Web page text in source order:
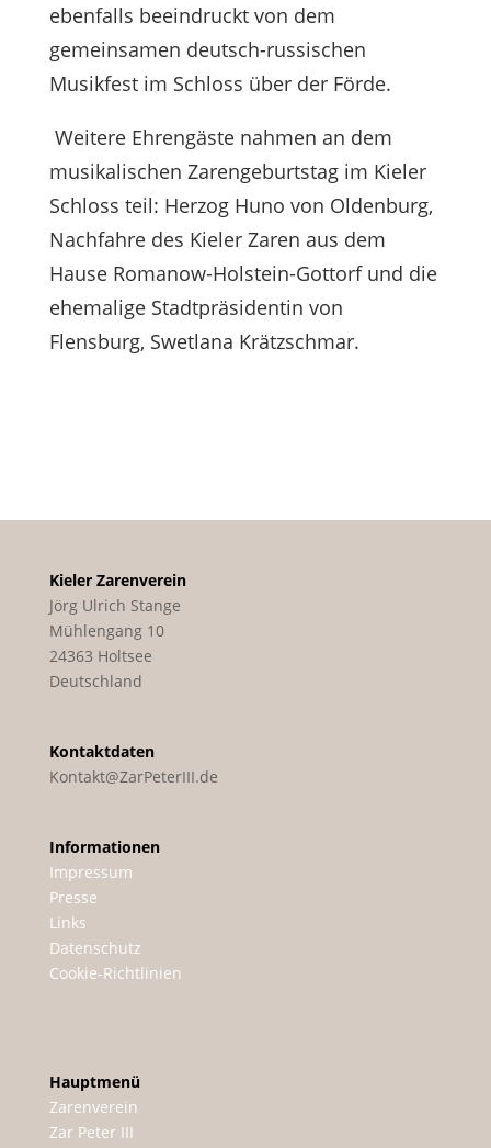
ebenfalls beeindruckt von dem
gemeinsamen deutsch-russischen
Musikfest im Schloss über der Förde.
Weitere Ehrengäste nahmen an dem
musikalischen Zarengeburtstag im Kieler
Schloss teil: Herzog Huno von Oldenburg,
Nachfahre des Kieler Zaren aus dem
Hause Romanow-Holstein-Gottorf und die
ehemalige Stadtpräsidentin von
Flensburg, Swetlana Krätzschmar.
Kieler Zarenverein
Jörg Ulrich Stange
Mühlengang 10
24363 Holtsee
Deutschland
Kontaktdaten
Kontakt@ZarPeterIII.de
Informationen
Impressum
Presse
Links
Datenschutz
Cookie-Richtlinien
Hauptmenü
Zarenverein
Zar Peter III